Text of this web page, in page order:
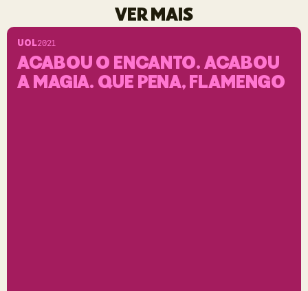
VER MAIS
UOL2021
ACABOU O ENCANTO. ACABOU
A MAGIA. QUE PENA, FLAMENGO